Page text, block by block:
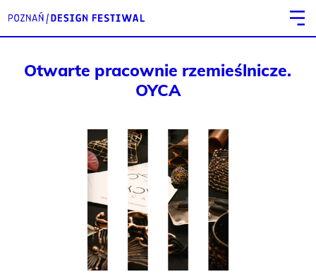
Otwarte pracownie rzemieślnicze.
OYCA